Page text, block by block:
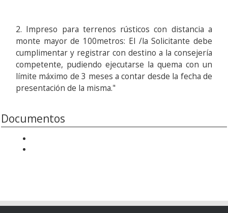
2. Impreso para terrenos rústicos con distancia a
monte mayor de 100metros: El /la Solicitante debe
cumplimentar y registrar con destino a la consejería
competente, pudiendo ejecutarse la quema con un
límite máximo de 3 meses a contar desde la fecha de
presentación de la misma."
Documentos